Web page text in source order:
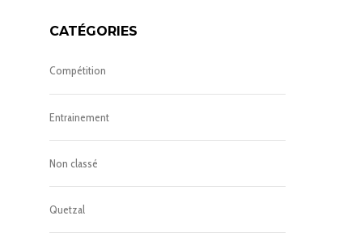
CATÉGORIES
Compétition
Entrainement
Non classé
Quetzal